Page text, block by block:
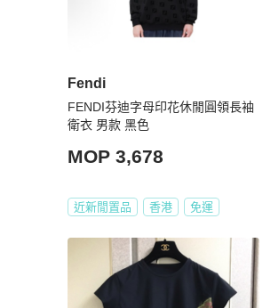
Fendi
FENDI芬迪字母印花休閒圓領長袖
衛衣 男款 黑色
MOP 3,678
近新閒置品 香港 免運